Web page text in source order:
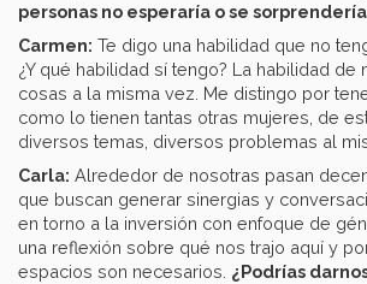
personas no esperaría o se
Carmen: Te digo una habilidad que no
¿Y qué habilidad sí tengo? La habilidad de
cosas a la misma vez. Me distingo por
como lo tienen tantas otras mujeres, de
diversos temas, diversos problemas al
Carla: Alrededor de nosotras pasan
que buscan generar sinergias y
en torno a la inversión con enfoque de
una reflexión sobre qué nos trajo aquí y
espacios son necesarios. ¿Podrías